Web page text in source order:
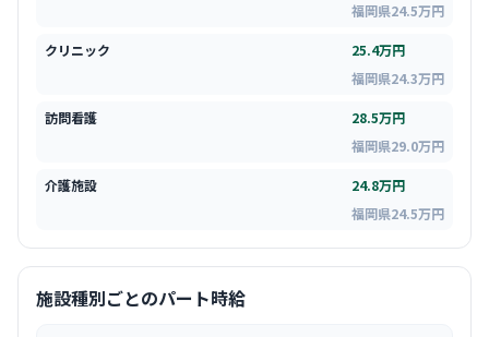
福岡県24.5万円
クリニック
25.4万円
福岡県24.3万円
訪問看護
28.5万円
福岡県29.0万円
介護施設
24.8万円
福岡県24.5万円
施設種別ごとのパート時給